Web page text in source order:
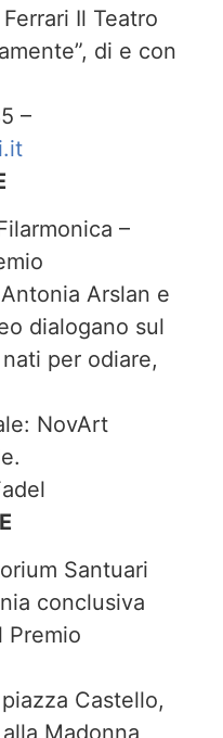
Il Teatro
di e con
–
–
Arslan e
dialogano sul
per odiare,
NovArt
Santuari
conclusiva
Premio
Castello,